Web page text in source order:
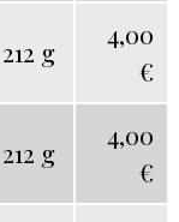
212 g
4,00
€
212 g
4,00
€